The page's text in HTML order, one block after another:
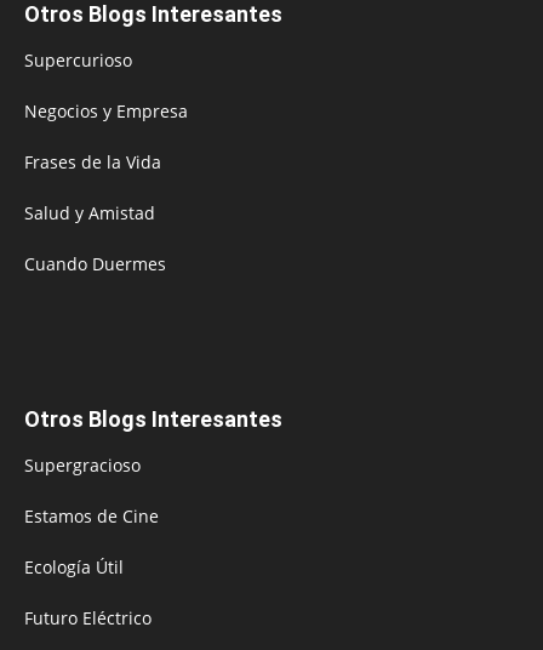
Otros Blogs Interesantes
Supercurioso
Negocios y Empresa
Frases de la Vida
Salud y Amistad
Cuando Duermes
Otros Blogs Interesantes
Supergracioso
Estamos de Cine
Ecología Útil
Futuro Eléctrico